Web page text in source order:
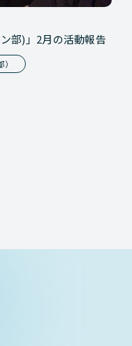
部)」2月の活動報告